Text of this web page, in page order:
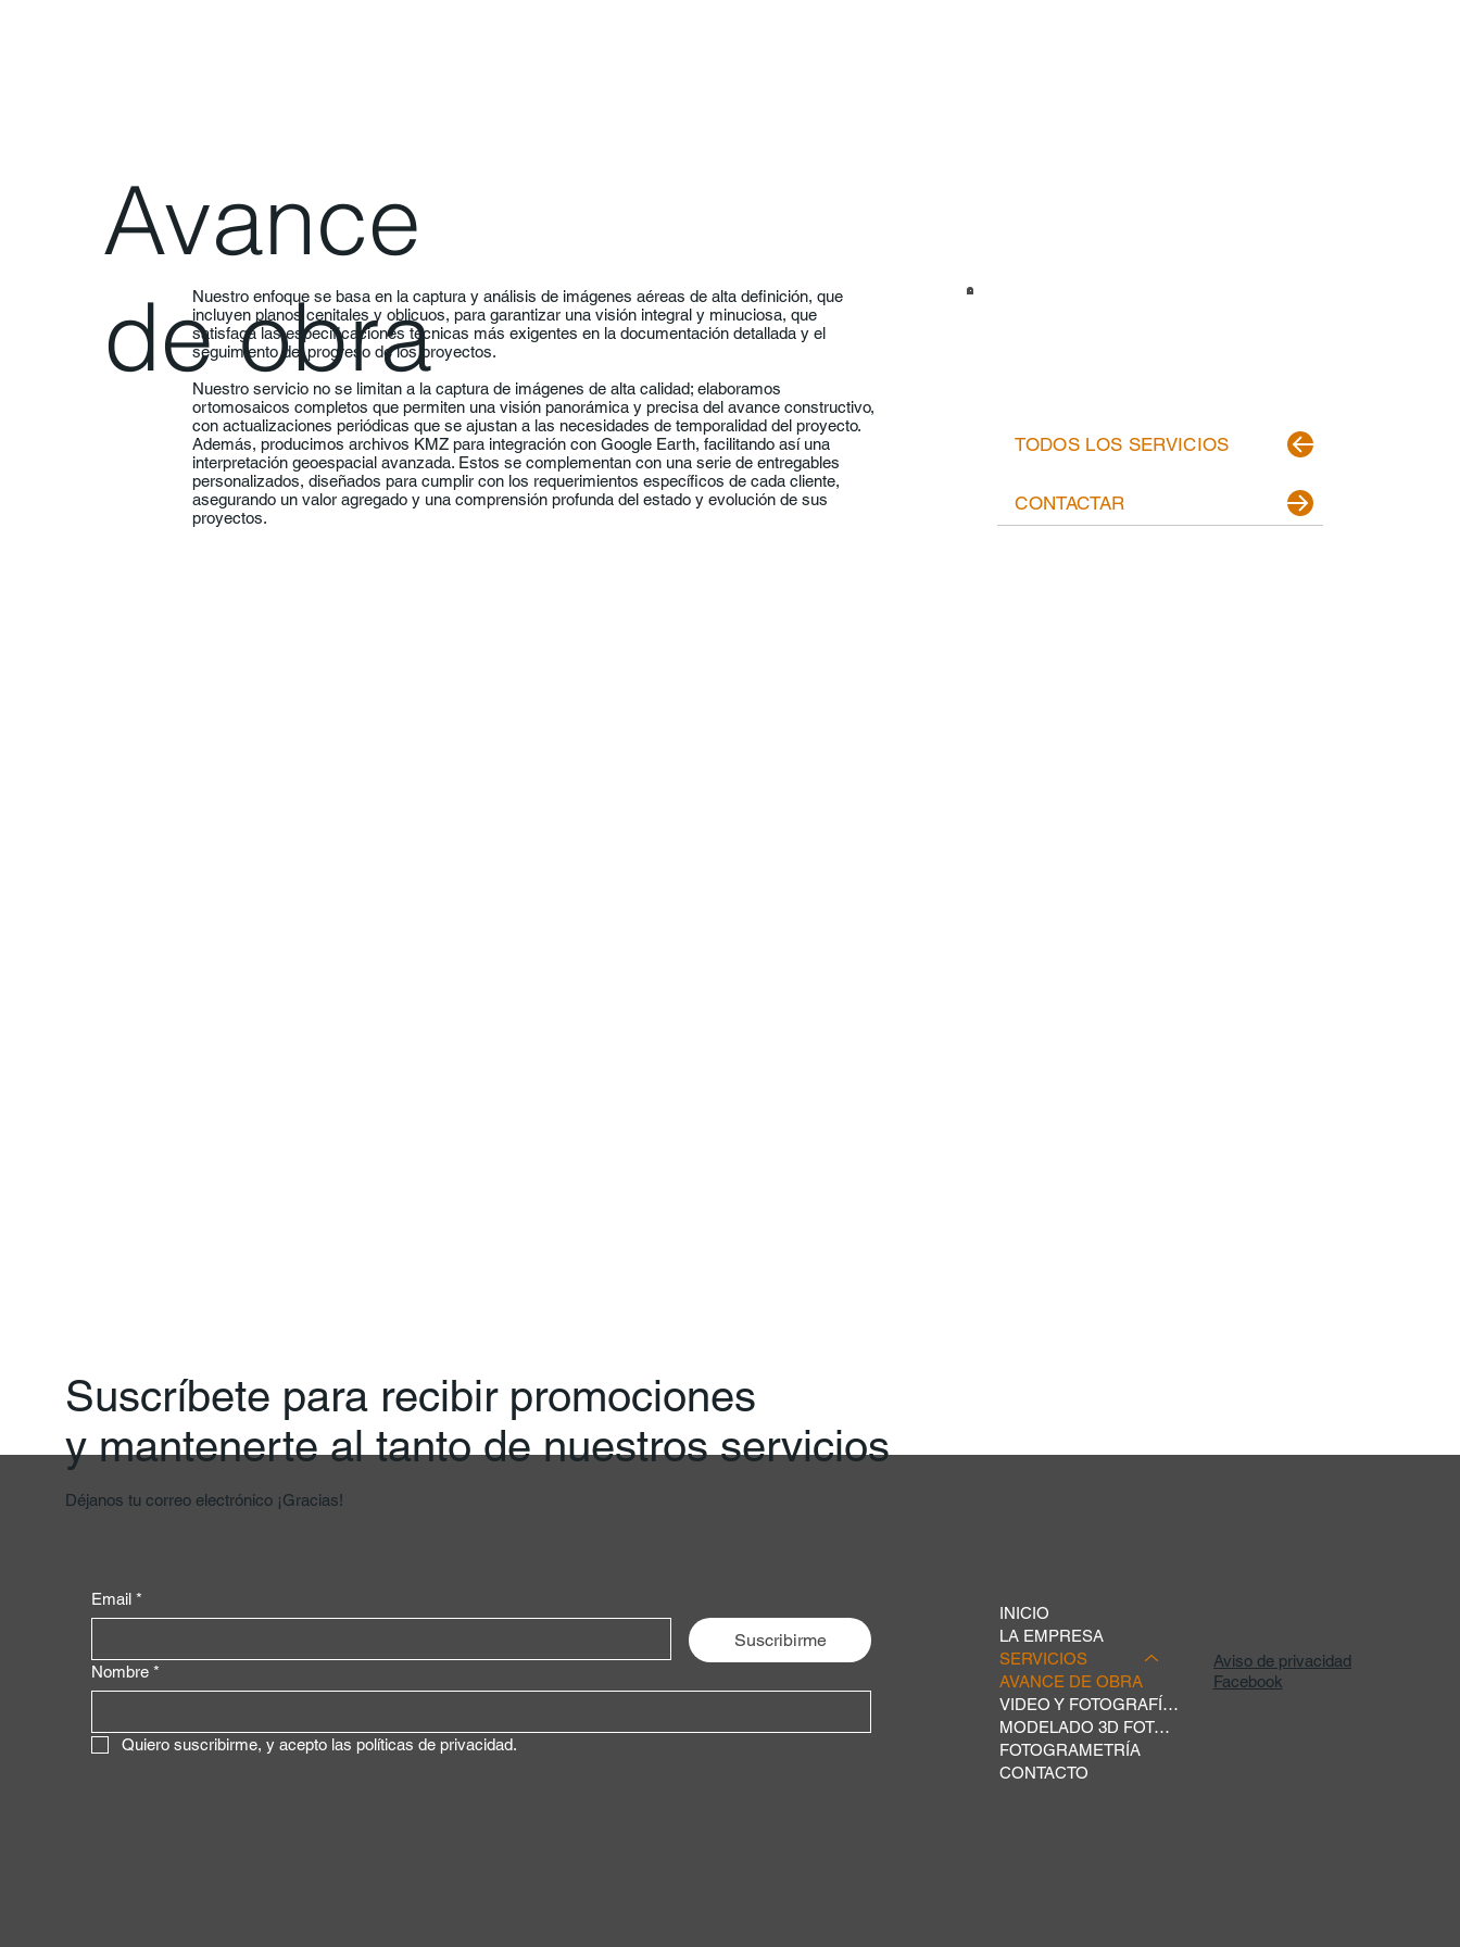
CONTACTAR
TODOS LOS SERVICIOS
Nuestro enfoque se basa en la captura y análisis de imágenes aéreas de alta definición, que
incluyen planos cenitales y oblicuos, para garantizar una visión integral y minuciosa, que
satisfaga las especificaciones técnicas más exigentes en la documentación detallada y el
seguimiento del progreso de los proyectos.
Nuestro servicio no se limitan a la captura de imágenes de alta calidad; elaboramos
ortomosaicos completos que permiten una visión panorámica y precisa del avance constructivo,
con actualizaciones periódicas que se ajustan a las necesidades de temporalidad del proyecto.
Además, producimos archivos KMZ para integración con Google Earth, facilitando así una
interpretación geoespacial avanzada. Estos se complementan con una serie de entregables
personalizados, diseñados para cumplir con los requerimientos específicos de cada cliente,
asegurando un valor agregado y una comprensión profunda del estado y evolución de sus
proyectos.
Avance
de obra
Suscríbete para recibir promociones
y mantenerte al tanto de nuestros servicios
Déjanos tu correo electrónico ¡Gracias!
Email *
Suscribirme
Nombre *
Quiero suscribirme, y acepto las políticas de privacidad.
INICIO
LA EMPRESA
SERVICIOS
AVANCE DE OBRA
VIDEO Y FOTOGRAFÍA AÉREA
MODELADO 3D FOTOGRAMÉTRICO
FOTOGRAMETRÍA
CONTACTO
Facebook
Aviso de privacidad